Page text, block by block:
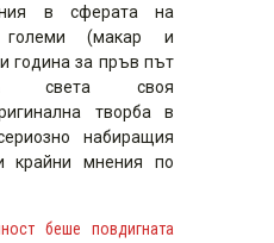
в сферата на
големи (макар и
година за пръв път
света своя
творба в
набиращия
крайни мнения по
беше повдигната